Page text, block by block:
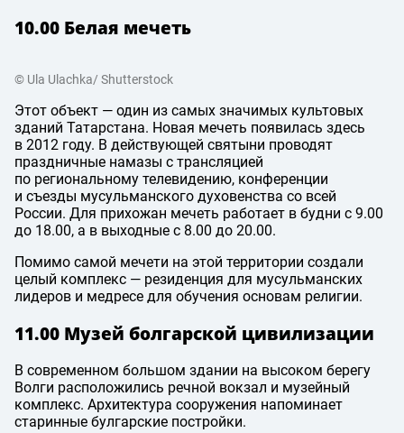
10.00 Белая мечеть
© Ula Ulachka/ Shutterstock
Этот объект — один из самых значимых культовых
зданий Татарстана. Новая мечеть появилась здесь
в 2012 году. В действующей святыни проводят
праздничные намазы с трансляцией
по региональному телевидению, конференции
и съезды мусульманского духовенства со всей
России. Для прихожан мечеть работает в будни с 9.00
до 18.00, а в выходные с 8.00 до 20.00.
Помимо самой мечети на этой территории создали
целый комплекс — резиденция для мусульманских
лидеров и медресе для обучения основам религии.
11.00 Музей болгарской цивилизации
В современном большом здании на высоком берегу
Волги расположились речной вокзал и музейный
комплекс. Архитектура сооружения напоминает
старинные булгарские постройки.